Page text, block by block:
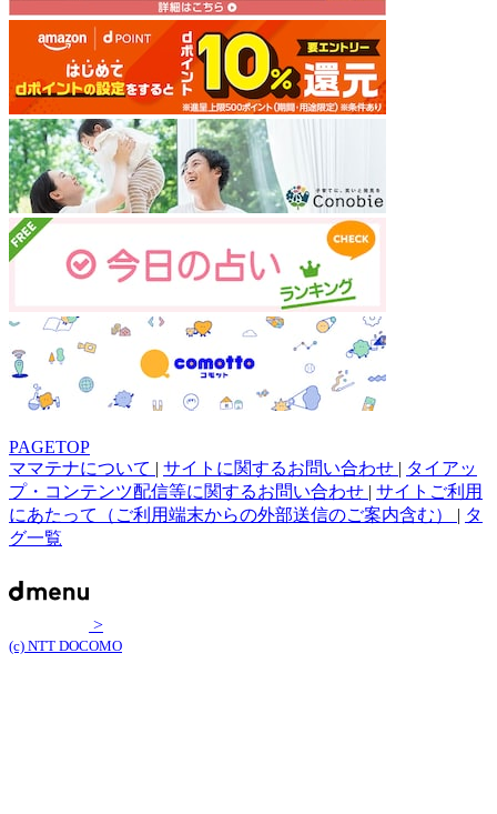
PAGETOP
ママテナについて | サイトに関するお問い合わせ | タイアッ
プ・コンテンツ配信等に関するお問い合わせ | サイトご利用
にあたって（ご利用端末からの外部送信のご案内含む） | タ
グ一覧
>
(c) NTT DOCOMO